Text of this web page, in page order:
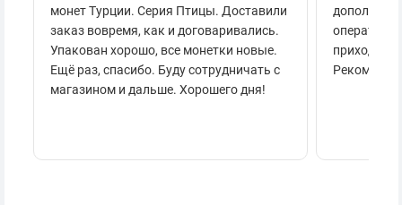
монет Турции. Серия Птицы. Доставили
заказ вовремя, как и договаривались.
Упакован хорошо, все монетки новые.
Ещё раз, спасибо. Буду сотрудничать с
магазином и дальше. Хорошего дня!
приходило